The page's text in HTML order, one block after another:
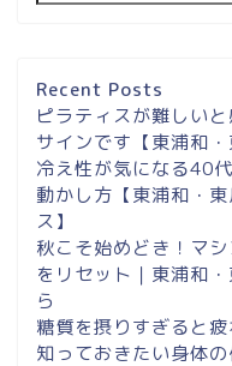
Recent Posts
ピラティスが難しい
サインです【東浦和・
冷え性が気になる40
動かし方【東浦和・
ス】
秋こそ始めどき！マ
をリセット｜東浦和
ら
糖質を摂りすぎると
知っておきたい身体
東浦
マシ